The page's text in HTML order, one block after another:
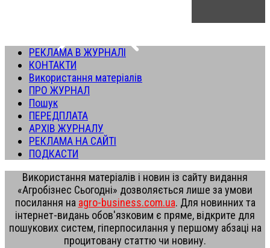
РЕКЛАМА В ЖУРНАЛІ
КОНТАКТИ
Використання матеріалів
ПРО ЖУРНАЛ
Пошук
ПЕРЕДПЛАТА
АРХІВ ЖУРНАЛУ
РЕКЛАМА НА САЙТІ
ПОДКАСТИ
Використання матеріалів і новин із сайту видання
«Агробізнес Сьогодні» дозволяється лише за умови
посилання на agro-business.com.ua. Для новинних та
інтернет-видань обов'язковим є пряме, відкрите для
пошукових систем, гіперпосилання у першому абзаці на
процитовану статтю чи новину.